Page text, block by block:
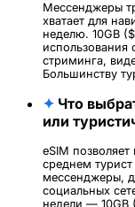
Мессенджеры
хватает для
неделю. 10GB
стриминга,
Большинству
✦ Что
или
eSIM
среднем
мессенджеры,
социальных
недели — 10GB